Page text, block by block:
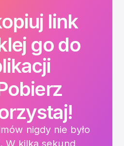
link
go do
nigdy nie było
W kilka sekund